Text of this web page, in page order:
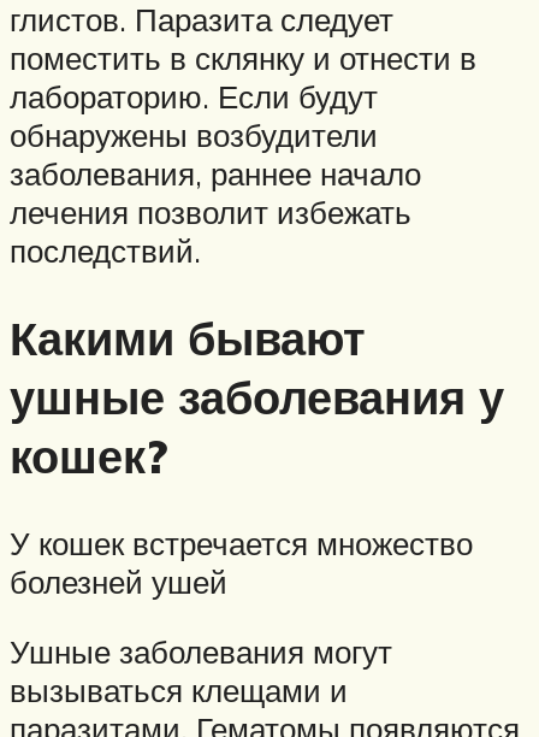
глистов. Паразита следует
поместить в склянку и отнести в
лабораторию. Если будут
обнаружены возбудители
заболевания, раннее начало
лечения позволит избежать
последствий.
Какими бывают
ушные заболевания у
кошек?
У кошек встречается множество
болезней ушей
Ушные заболевания могут
вызываться клещами и
паразитами. Гематомы появляются